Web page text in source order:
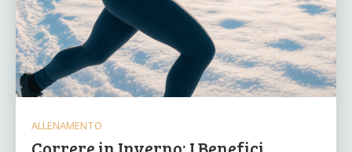
ALLENAMENTO